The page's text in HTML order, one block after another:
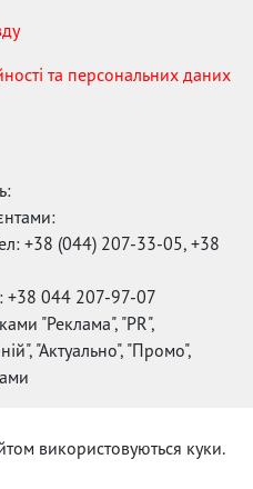
та персональних даних
+38 (044) 207-33-05, +38
+38 044 207-97-07
"Реклама", "PR",
"Актуально", "Промо",
використовуються куки.